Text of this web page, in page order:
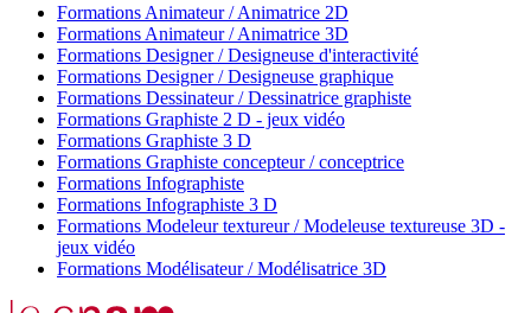
Formations Animateur / Animatrice 2D
Formations Animateur / Animatrice 3D
Formations Designer / Designeuse d'interactivité
Formations Designer / Designeuse graphique
Formations Dessinateur / Dessinatrice graphiste
Formations Graphiste 2 D - jeux vidéo
Formations Graphiste 3 D
Formations Graphiste concepteur / conceptrice
Formations Infographiste
Formations Infographiste 3 D
Formations Modeleur textureur / Modeleuse textureuse 3D -
jeux vidéo
Formations Modélisateur / Modélisatrice 3D